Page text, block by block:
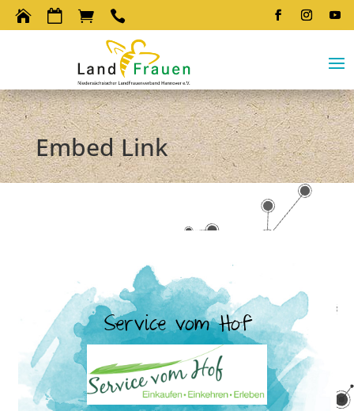
   
Embed Link
Service vom Hof